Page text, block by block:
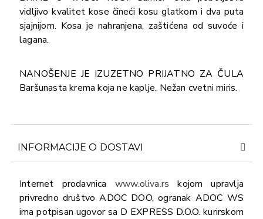
vidljivo kvalitet kose čineći kosu glatkom i dva puta
sjajnijom. Kosa je nahranjena, zaštićena od suvoće i
lagana.
NANOŠENJE JE IZUZETNO PRIJATNO ZA ČULA
Baršunasta krema koja ne kaplje. Nežan cvetni miris.
INFORMACIJE O DOSTAVI
Internet prodavnica www.oliva.rs kojom upravlja
privredno društvo ADOC DOO, ogranak ADOC WS
ima potpisan ugovor sa D EXPRESS D.O.O. kurirskom